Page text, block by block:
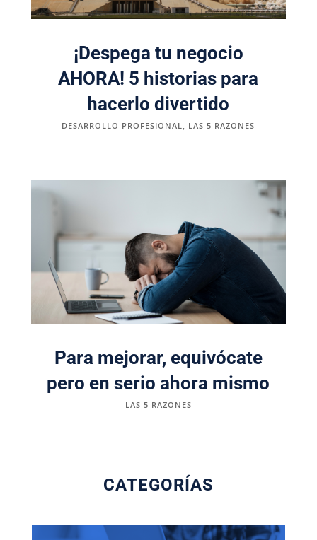
¡Despega tu negocio
AHORA! 5 historias para
hacerlo divertido
DESARROLLO PROFESIONAL LAS 5 RAZONES
Para mejorar, equivócate
pero en serio ahora mismo
LAS 5 RAZONES
CATEGORÍAS